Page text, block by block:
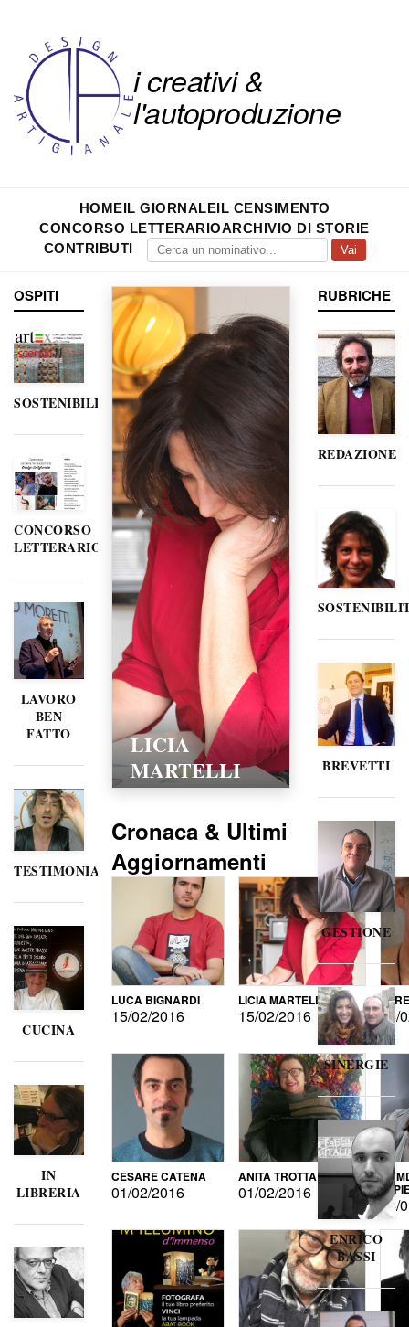
i creativi &
l'autoproduzione
HOMEIL GIORNALEIL CENSIMENTO
CONCORSO LETTERARIOARCHIVIO DI STORIE
CONTRIBUTI
Vai
OSPITI
SOSTENIBILITÀ
CONCORSO
LETTERARIO
LAVORO
BEN
FATTO
TESTIMONIANZE
CUCINA
IN
LIBRERIA
LORELLA
POZZI
Cronaca & Ultimi
Aggiornamenti
LUCA BIGNARDI
15/02/2016
LICIA MARTELLI
15/02/2016 15/
CESARE CATENA
01/02/2016
ANITA TROTTA
01/02/2016 DI
15/
RUBRICHE
REDAZIONE
BREVETTI
GESTIONE
SINERGIE
ENRICO
BASSI